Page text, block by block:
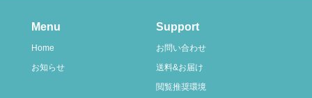
Menu
Home
お知らせ
Support
お問い合わせ
送料&お届け
閲覧推奨環境